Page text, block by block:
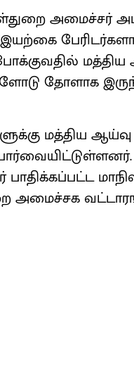
உள்துறை
மத்திய
தோளாக
மத்திய
அமைச்சக